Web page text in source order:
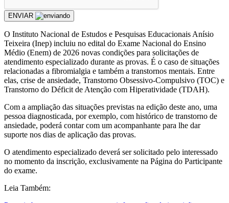
ENVIAR
O Instituto Nacional de Estudos e Pesquisas Educacionais Anísio
Teixeira (Inep) incluiu no edital do Exame Nacional do Ensino
Médio (Enem) de 2026 novas condições para solicitações de
atendimento especializado durante as provas. É o caso de situações
relacionadas a fibromialgia e também a transtornos mentais. Entre
elas, crise de ansiedade, Transtorno Obsessivo-Compulsivo (TOC) e
Transtorno do Déficit de Atenção com Hiperatividade (TDAH).
Com a ampliação das situações previstas na edição deste ano, uma
pessoa diagnosticada, por exemplo, com histórico de transtorno de
ansiedade, poderá contar com um acompanhante para lhe dar
suporte nos dias de aplicação das provas.
O atendimento especializado deverá ser solicitado pelo interessado
no momento da inscrição, exclusivamente na Página do Participante
do exame.
Leia Também: